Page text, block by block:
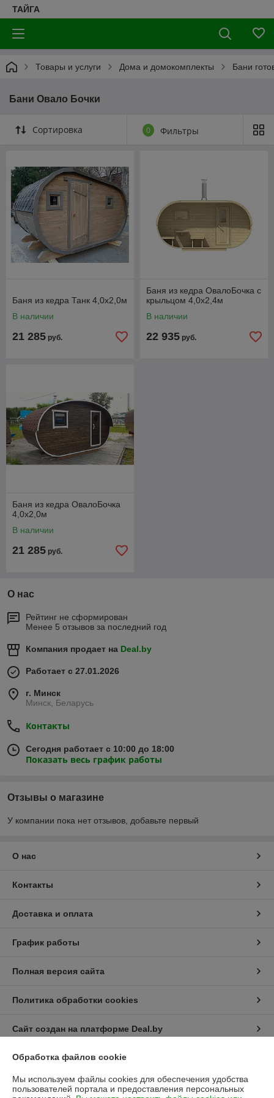
ТАЙГА
Товары и услуги Дома и домокомплекты Бани
Бани Овало Бочки
Сортировка 0 Фильтры
Баня из кедра Танк 4,0х2,0м
В наличии
21 285 руб.
Баня из кедра ОвалоБочка с
крыльцом 4,0х2,4м
В наличии
22 935 руб.
Баня из кедра ОвалоБочка
4,0х2,0м
В наличии
21 285 руб.
О нас
Рейтинг не сформирован
Менее 5 отзывов за последний год
Компания продает на Deal.by
Работает с 27.01.2026
г. Минск
Минск, Беларусь
Контакты
Сегодня работает с 10:00 до 18:00
Показать весь график работы
Отзывы о магазине
У компании пока нет отзывов, добавьте первый
О нас
Контакты
Доставка и оплата
График работы
Полная версия сайта
Политика обработки cookies
Сайт создан на платформе Deal.by
Юридическое лицо:Частное торговое унитарное предприятие
"Лесоторговая компания"
Обработка файлов cookie
Мы используем файлы cookies для обеспечения удобства
пользователей портала и предоставления персональных